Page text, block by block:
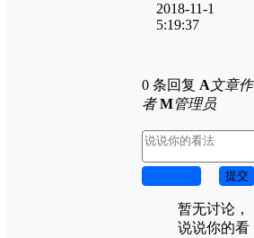
2018-11-1
5:19:37
0 条回复 A文章作
者 M管理员
提交
暂无讨论，
说说你的看